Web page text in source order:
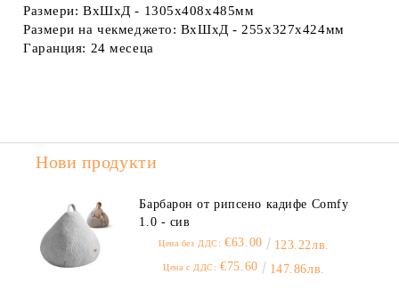
Размери: ВхШхД - 1305x408x485мм
Размери на чекмеджето: ВхШхД - 255х327х424мм
Гаранция: 24 месеца
Нови продукти
Барбарон от рипсено кадифе Comfy
1.0 - сив
Цена без ДДС: €63.00 123.22лв.
Цена с ДДС: €75.60 147.86лв.